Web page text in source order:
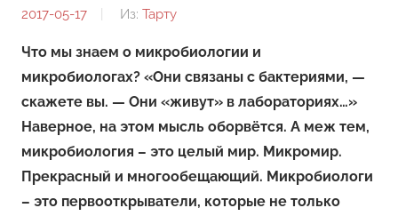
2017-05-17
От:
Из: Тарту
Что мы знаем о микробиологии и
микробиологах? «Они связаны с бактериями, —
скажете вы. — Они «живут» в лабораториях…»
Наверное, на этом мысль оборвётся. А меж тем,
микробиология – это целый мир. Микромир.
Прекрасный и многообещающий. Микробиологи
– это первооткрыватели, которые не только